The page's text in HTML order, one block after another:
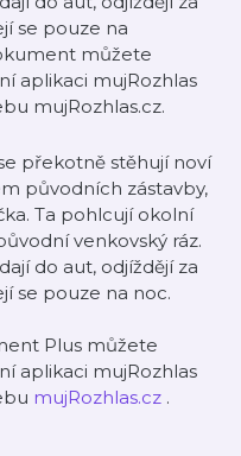
se pouze na
můžete
aplikaci mujRozhlas
mujRozhlas.cz.
překotně stěhují noví
původních zástavby,
Ta pohlcují okolní
venkovský ráz.
do aut, odjíždějí za
se pouze na noc.
Plus můžete
aplikaci mujRozhlas
mujRozhlas.cz .